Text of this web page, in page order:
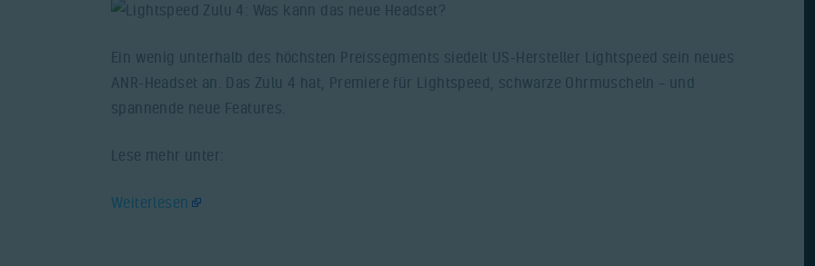
Ein wenig unterhalb des höchsten Preissegments siedelt US-Hersteller Lightspeed sein neues
ANR-Headset an. Das Zulu 4 hat, Premiere für Lightspeed, schwarze Ohrmuscheln – und
spannende neue Features.
Lese mehr unter:
Weiterlesen